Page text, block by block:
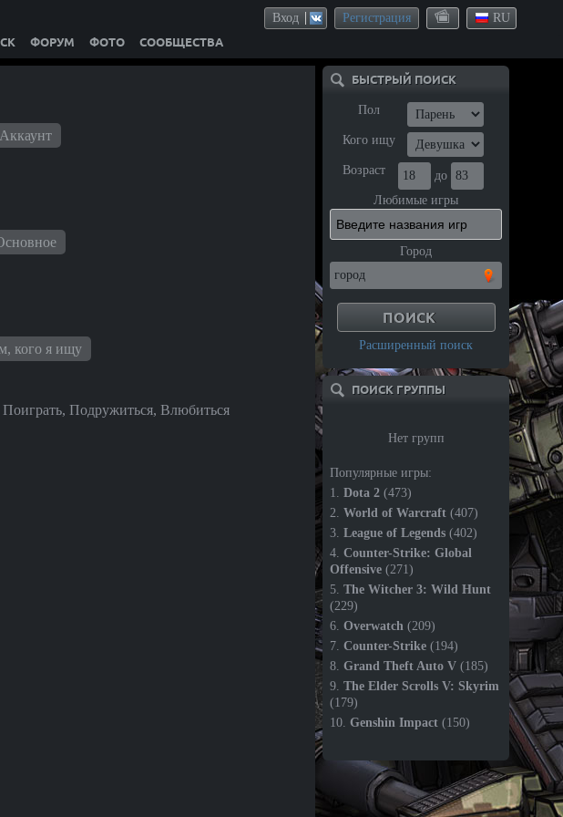
Вход Регистрация RU
ФОРУМ ФОТО СООБЩЕСТВА
Аккаунт
кого я ищу
Подружиться, Влюбиться
БЫСТРЫЙ ПОИСК
Пол
Кого ищу
Возраст
до
Любимые игры
Город
Расширенный поиск
ПОИСК ГРУППЫ
Нет групп
Популярные игры:
1. Dota 2 (473)
2. World of Warcraft (407)
3. League of Legends (402)
4. Counter-Strike: Global
Offensive (271)
5. The Witcher 3: Wild Hunt
(229)
6. Overwatch (209)
7. Counter-Strike (194)
8. Grand Theft Auto V (185)
9. The Elder Scrolls V: Skyrim
(179)
10. Genshin Impact (150)